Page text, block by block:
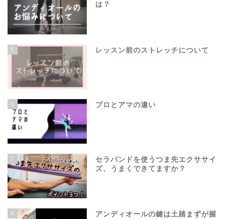
は？
5 レッスン前のストレッチについて
6 プロとアマの違い
7
セラバンドを使うつま先エクササイ
ズ、うまくできてますか？
8
アンディオールの鍵は土踏まずが握